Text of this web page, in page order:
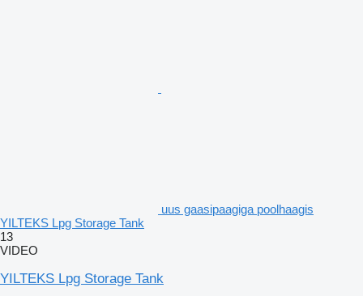
uus gaasipaagiga poolhaagis
YILTEKS Lpg Storage Tank
13
VIDEO
YILTEKS Lpg Storage Tank